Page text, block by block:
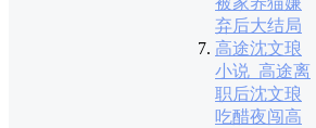
弃后大结局
高途沈文琅
小说_高途离
职后沈文琅
吃醋夜闯高